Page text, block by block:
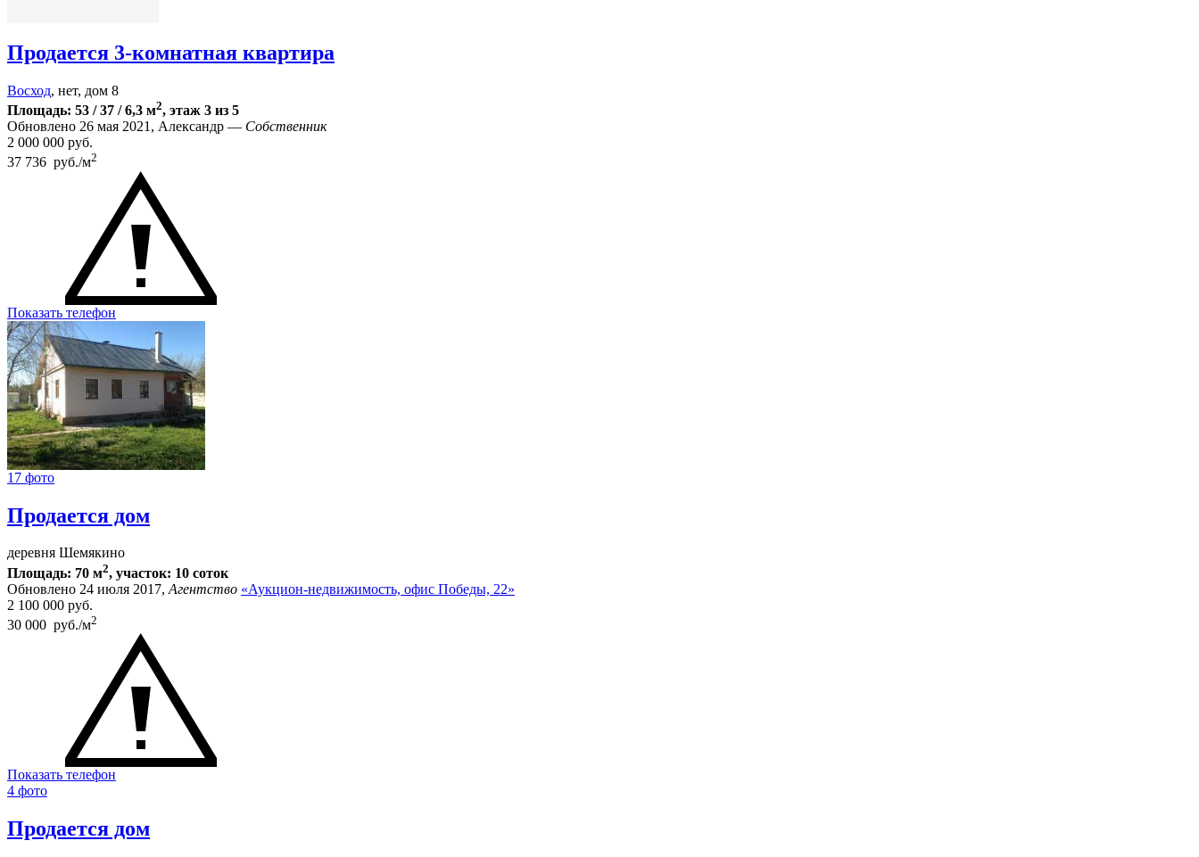
Продается 3-комнатная квартира
Восход, нет, дом 8
Площадь: 53 / 37 / 6,3 м2, этаж 3 из 5
Обновлено 26 мая 2021, Александр — Собственник
2 000 000 руб.
37 736 руб./м2
Показать телефон
17 фото
Продается дом
деревня Шемякино
Площадь: 70 м2, участок: 10 соток
Обновлено 24 июля 2017, Агентство «Аукцион-недвижимость, офис Победы, 22»
2 100 000 руб.
30 000 руб./м2
Показать телефон
4 фото
Продается дом